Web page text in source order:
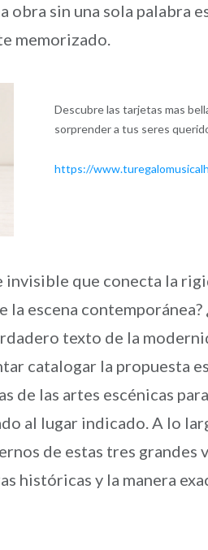
obra sin una sola palabra
memorizado.
Descubre las tarjetas mas
sorprender a tus seres
https://
invisible que conecta la
la escena
texto de la
catalogar la propuesta
de las artes escénicas
al lugar indicado. A lo
de estas tres
históricas y la manera